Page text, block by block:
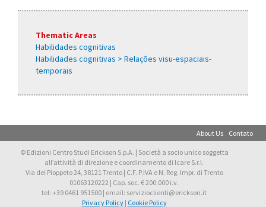
Thematic Areas
Habilidades cognitivas
Habilidades cognitivas > Relações visu-espaciais-
temporais
About Us Contato
© Edizioni Centro Studi Erickson S.p.A. | Società a socio unico soggetta
all’attività di direzione e coordinamento di Icare S.r.l.
Via del Pioppeto 24, 38121 Trento | C.F. P.IVA e N. Reg. Impr. di Trento
01063120222 | Cap. soc. € 200.000 i.v.
tel: +39 0461 951500 | email: servizioclienti@erickson.it
Privacy Policy| Cookie Policy